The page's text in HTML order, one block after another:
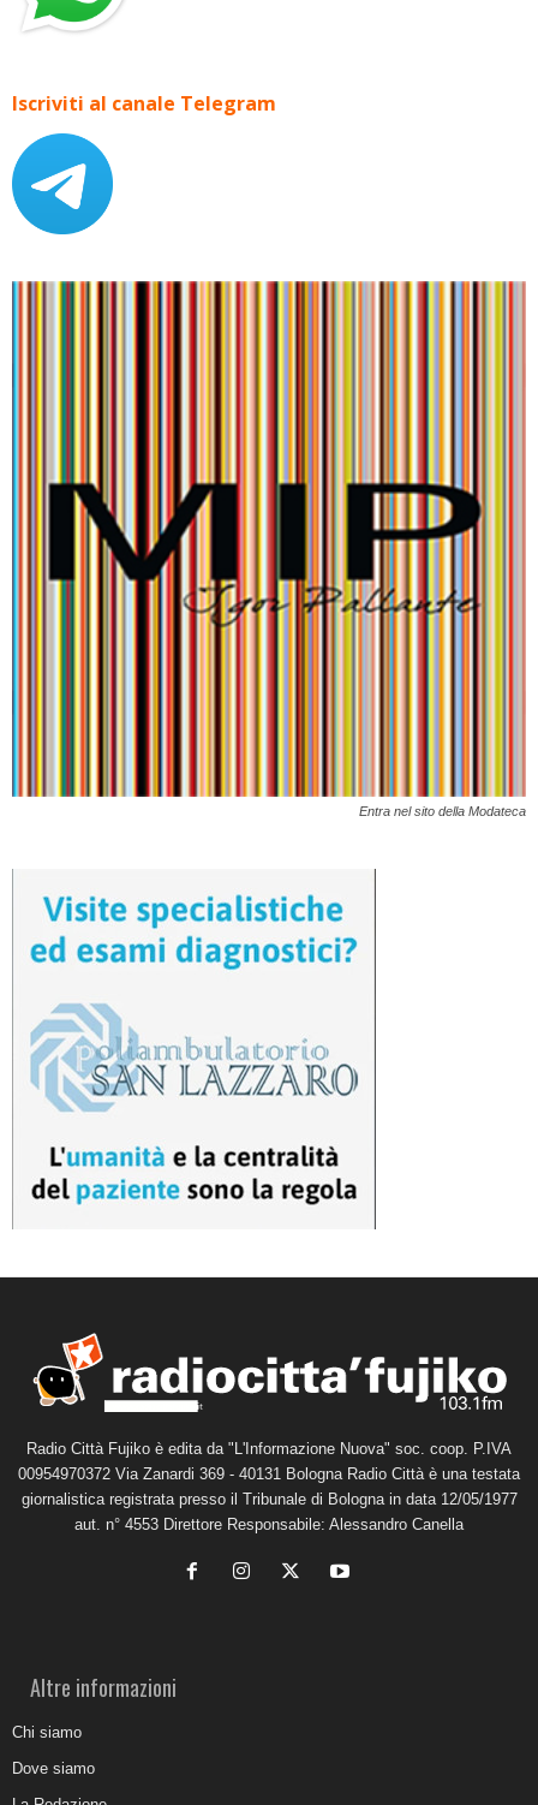
Iscriviti al canale Telegram
Entra nel sito della Modateca
Radio Città Fujiko è edita da "L'Informazione Nuova" soc. coop. P.IVA
00954970372 Via Zanardi 369 - 40131 Bologna Radio Città è una testata
giornalistica registrata presso il Tribunale di Bologna in data 12/05/1977
aut. n° 4553 Direttore Responsabile: Alessandro Canella
Altre informazioni
Chi siamo
Dove siamo